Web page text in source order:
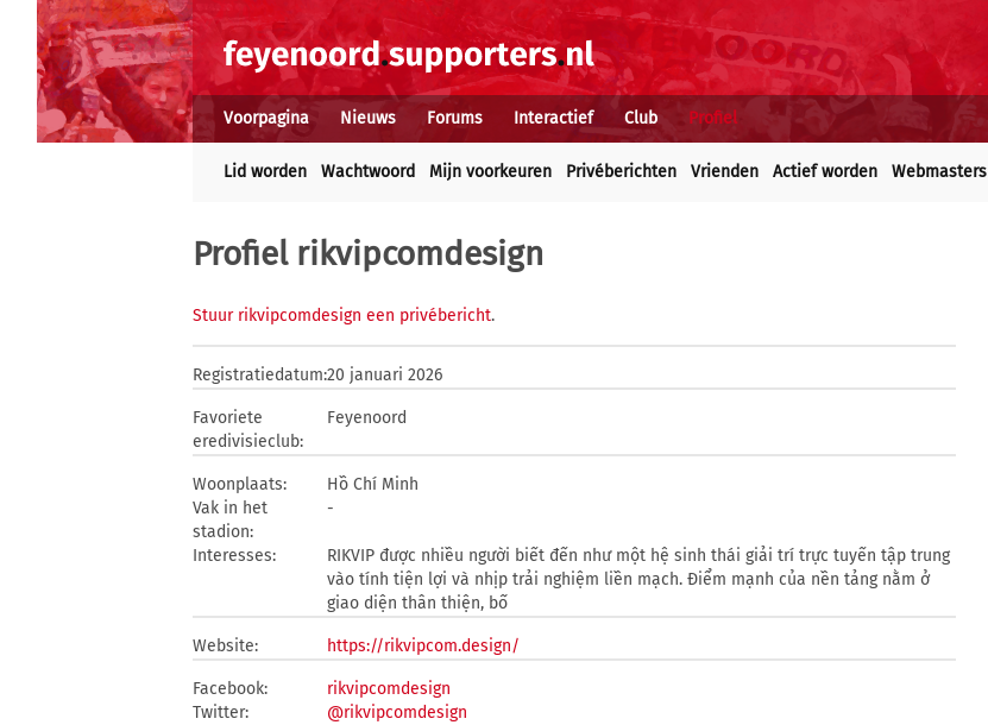
Voorpagina Nieuws Forums Interactief Club Profiel
Lid worden Wachtwoord Mijn voorkeuren Privéberichten Vrienden Actief worden Webmasters
Profiel rikvipcomdesign
Stuur rikvipcomdesign een privébericht.
Registratiedatum:20 januari 2026
Favoriete
eredivisieclub:
Feyenoord
Woonplaats:
Hồ Chí Minh
Vak in het
stadion:
-
Interesses:
RIKVIP được nhiều người biết đến như một hệ sinh thái giải trí trực tuyến tập trung
vào tính tiện lợi và nhịp trải nghiệm liền mạch. Điểm mạnh của nền tảng nằm ở
giao diện thân thiện, bố
Website: https://rikvipcom.design/
Facebook:
rikvipcomdesign
Twitter:
@rikvipcomdesign